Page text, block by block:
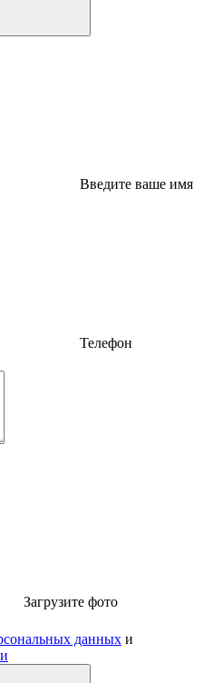
Введите ваше имя
Телефон
Загрузите фото
данных и